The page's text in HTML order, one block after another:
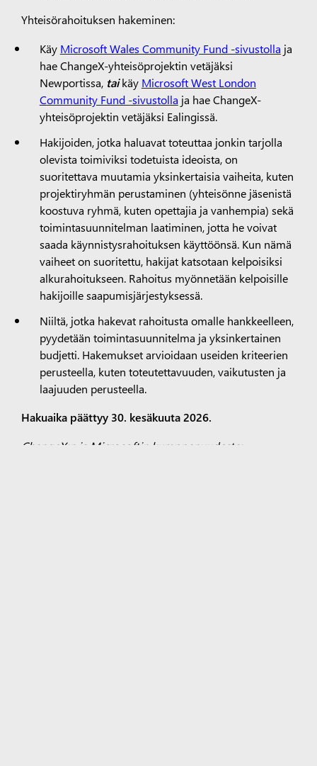
Yhteisörahoituksen hakeminen:
Käy Microsoft Wales Community Fund -sivustolla ja
hae ChangeX-yhteisöprojektin vetäjäksi
Newportissa, taikäy Microsoft West London
Community Fund -sivustolla ja hae ChangeX-
yhteisöprojektin vetäjäksi Ealingissä.
Hakijoiden, jotka haluavat toteuttaa jonkin tarjolla
olevista toimiviksi todetuista ideoista, on
suoritettava muutamia yksinkertaisia vaiheita, kuten
projektiryhmän perustaminen (yhteisönne jäsenistä
koostuva ryhmä, kuten opettajia ja vanhempia) sekä
toimintasuunnitelman laatiminen, jotta he voivat
saada käynnistysrahoituksen käyttöönsä. Kun nämä
vaiheet on suoritettu, hakijat katsotaan kelpoisiksi
alkurahoitukseen. Rahoitus myönnetään kelpoisille
hakijoille saapumisjärjestyksessä.
Niiltä, jotka hakevat rahoitusta omalle hankkeelleen,
pyydetään toimintasuunnitelma ja yksinkertainen
budjetti. Hakemukset arvioidaan useiden kriteerien
perusteella, kuten toteutettavuuden, vaikutusten ja
laajuuden perusteella.
Hakuaika päättyy 30. kesäkuuta 2026.
ChangeX:n ja Microsoftin kumppanuudesta: